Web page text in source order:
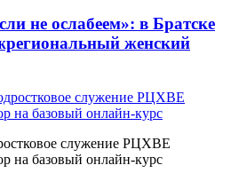
не ослабеем»: в Братске
женский
служение РЦХВЕ
на базовый онлайн-курс